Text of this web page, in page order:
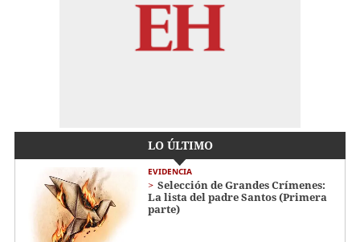
LO ÚLTIMO
EVIDENCIA
Selección de Grandes Crímenes:
La lista del padre Santos (Primera
parte)